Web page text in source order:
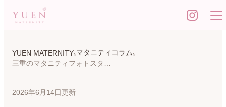
YUEN MATERNITY マタニティコラム
2026年6月14日更新